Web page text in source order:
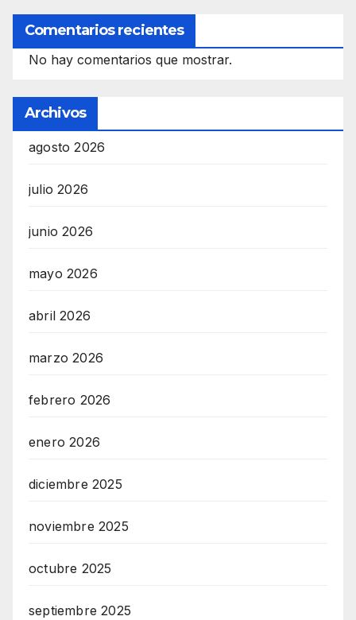
Comentarios recientes
No hay comentarios que mostrar.
Archivos
agosto 2026
julio 2026
junio 2026
mayo 2026
abril 2026
marzo 2026
febrero 2026
enero 2026
diciembre 2025
noviembre 2025
octubre 2025
septiembre 2025